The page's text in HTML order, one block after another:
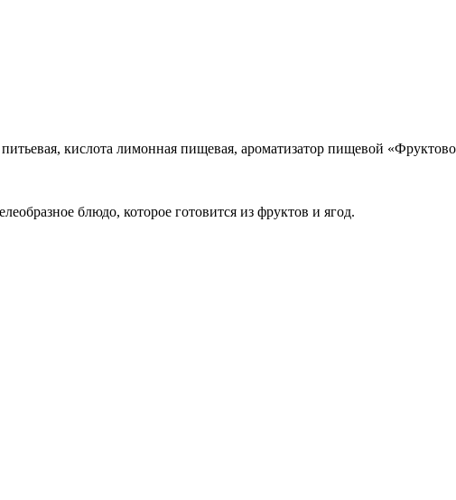
кислота лимонная пищевая, ароматизатор пищевой
блюдо, которое готовится из фруктов и ягод.